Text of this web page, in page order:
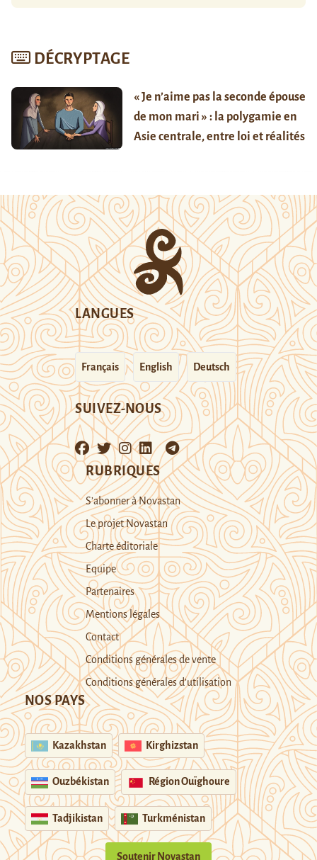
DÉCRYPTAGE
« Je n’aime pas la seconde épouse
de mon mari » : la polygamie en
Asie centrale, entre loi et réalités
LANGUES
Français English Deutsch
SUIVEZ-NOUS
RUBRIQUES
S’abonner à Novastan
Le projet Novastan
Charte éditoriale
Equipe
Partenaires
Mentions légales
Contact
Conditions générales de vente
Conditions générales d’utilisation
NOS PAYS
Kazakhstan Kirghizstan
Ouzbékistan Région Ouïghoure
Tadjikistan Turkménistan
Soutenir Novastan